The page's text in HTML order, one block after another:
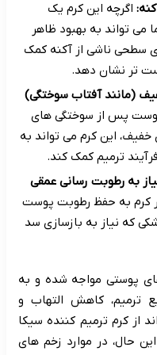
اگرچه این کرم یک
می تواند به بهبود ظاهر
سطحی ناشی از آکنه کمک
تر نشان دهد.
(مانند آفتاب سوختگی)
پس از سوختگی های
این کرم می تواند به
ترمیم کمک کند.
به رطوبت رسانی عمقی
کرم به حفظ رطوبت پوست
که نیاز به بازسازی سد
پوستی مواجه شده و به
ترمیم، کاهش التهاب و
از کرم ترمیم کننده سیکا
حال، در موارد زخم های